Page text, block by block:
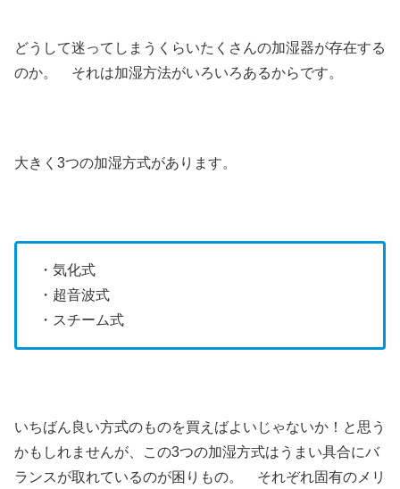
どうして迷ってしまうくらいたくさんの加湿器が存在する
のか。 それは加湿方法がいろいろあるからです。
大きく3つの加湿方式があります。
・気化式
・超音波式
・スチーム式
いちばん良い方式のものを買えばよいじゃないか！と思う
かもしれませんが、この3つの加湿方式はうまい具合にバ
ランスが取れているのが困りもの。 それぞれ固有のメリ